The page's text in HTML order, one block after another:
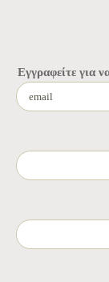
Εγγραφείτε για